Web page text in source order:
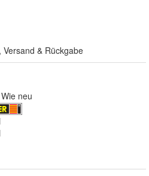
Versand & Rückgabe
neu